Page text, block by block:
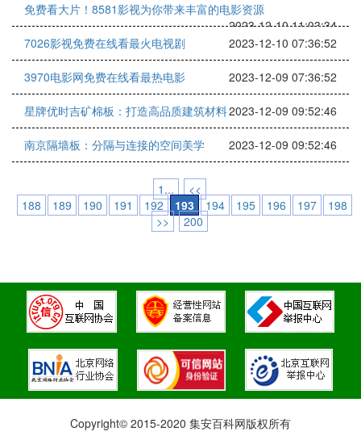
免费看大片！8581影视为你带来丰富的电影资源
2023-12-10 11:03:34
7026影视免费在线看最火电视剧
2023-12-10 07:36:52
3970电影网免费在线看最热电影 2023-12-09 07:36:52
星牌优时吉矿棉板：打造高品质建筑材料2023-12-09 09:52:46
南京隔墙板：分隔与连接的空间美学 2023-12-09 09:52:46
1...
<<
188
189 190 191 192 193 194 195 196 197
198
>>
200
Copyright© 2015-2020 集安百科网版权所有